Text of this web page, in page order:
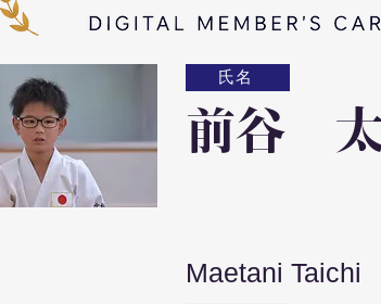
氏名
前谷
Maetani Taichi